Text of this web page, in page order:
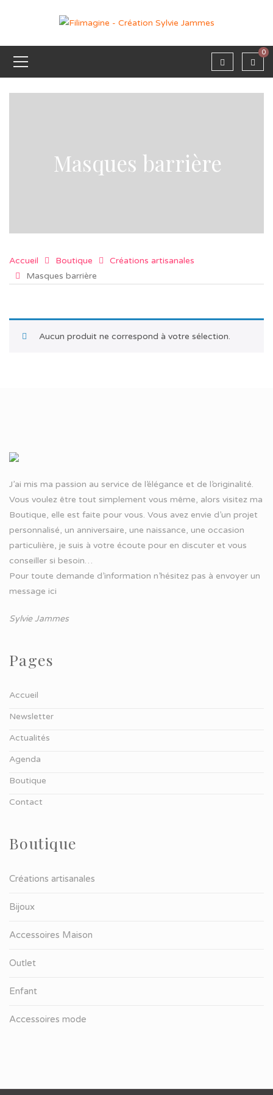
0
Masques barrière
Accueil Boutique
Créations artisanales
Masques barrière
Aucun produit ne correspond à votre sélection.
J’ai mis ma passion au service de l’élégance et de l’originalité.
Vous voulez être tout simplement vous même, alors visitez ma
Boutique, elle est faite pour vous. Vous avez envie d’un projet
personnalisé, un anniversaire, une naissance, une occasion
particulière, je suis à votre écoute pour en discuter et vous
conseiller si besoin…
Pour toute demande d’information n’hésitez pas à envoyer un
message ici
Sylvie Jammes
Pages
Accueil
Newsletter
Actualités
Agenda
Boutique
Contact
Boutique
Créations artisanales
Bijoux
Accessoires Maison
Outlet
Enfant
Accessoires mode